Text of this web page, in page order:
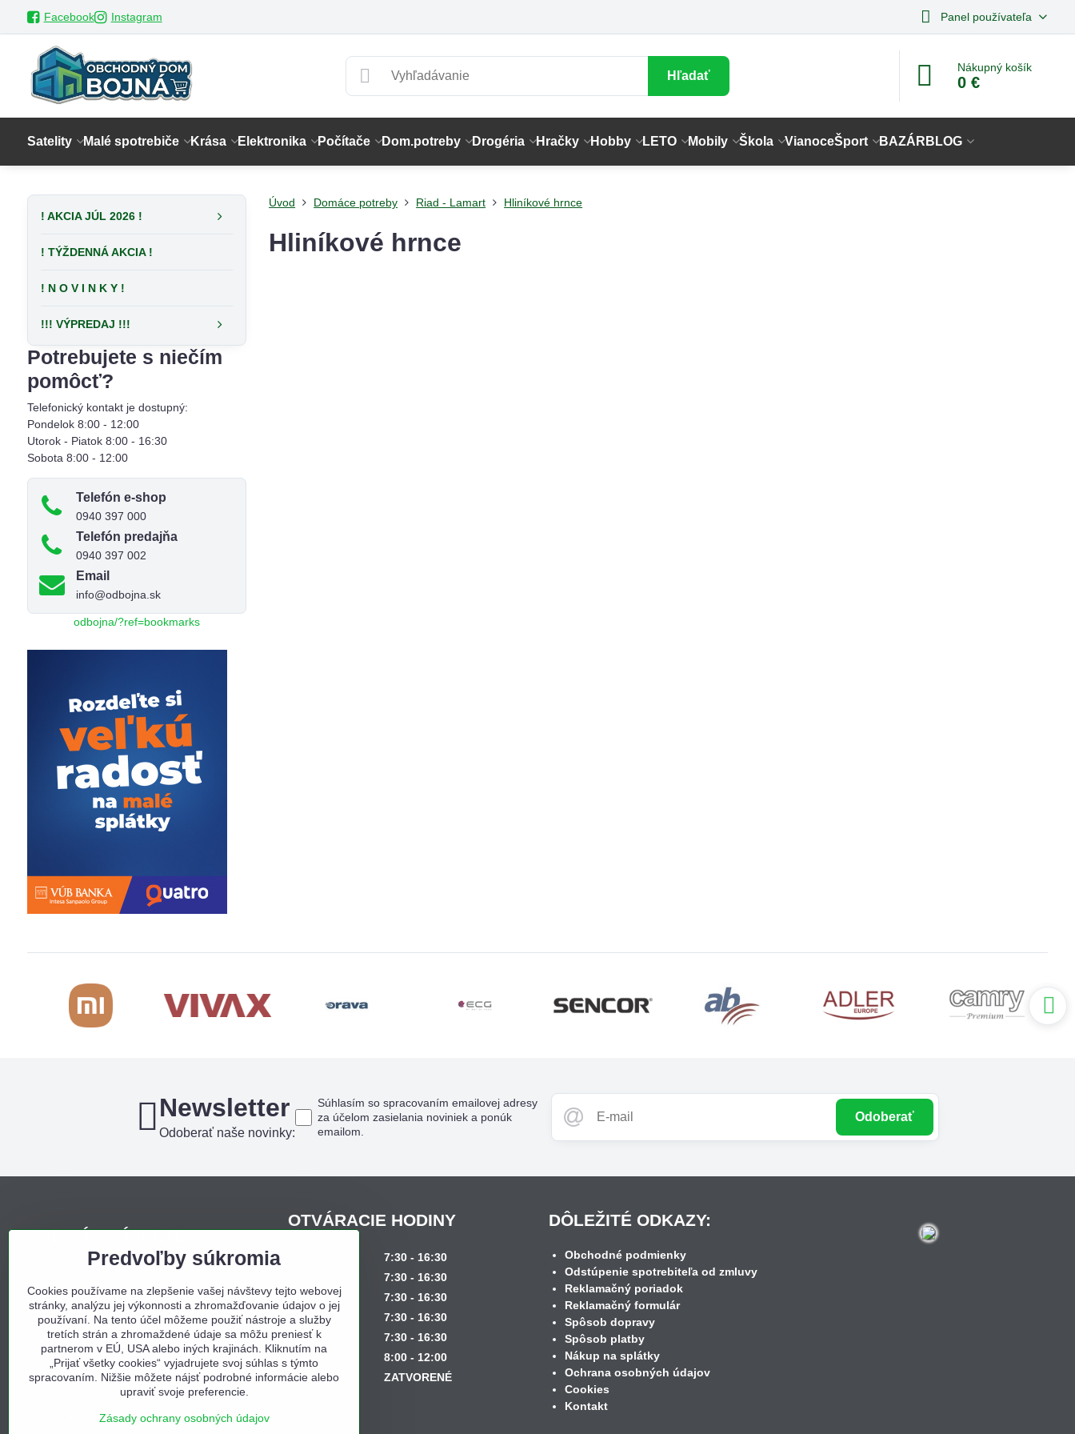
Facebook Instagram Panel používateľa
Hľadať
Nákupný košík
0 €
Satelity Malé spotrebiče Krása Elektronika Počítače Dom.potreby Drogéria Hračky Hobby LETO Mobily Škola VianoceŠport BAZÁR BLOG
Úvod Domáce potreby Riad - Lamart Hliníkové hrnce
Hliníkové hrnce
! AKCIA JÚL 2026 !
! TÝŽDENNÁ AKCIA !
! N O V I N K Y !
!!! VÝPREDAJ !!!
Potrebujete s niečím
pomôcť?
Telefonický kontakt je dostupný:
Pondelok 8:00 - 12:00
Utorok - Piatok 8:00 - 16:30
Sobota 8:00 - 12:00
Telefón e-shop
0940 397 000
Telefón predajňa
0940 397 002
Email
info@odbojna.sk
odbojna/?ref=bookmarks
Newsletter
Odoberať naše novinky:
Odoberať
Súhlasím so spracovaním emailovej adresy
za účelom zasielania noviniek a ponúk
emailom.
KDE NÁS NÁJDETE
Sídlo firmy, korešpondenčná adresa,
osobný odber:
Obchodný dom Bojná
Bojná 657
956 01 Bojná
Tel. e-shop:0940 397 000
0940 397 002
info@odbojna.sk
OTVÁRACIE HODINY
7:30 - 16:30
7:30 - 16:30
Streda
7:30 - 16:30
Štvrtok
7:30 - 16:30
Piatok
7:30 - 16:30
Sobota
8:00 - 12:00
Nedeľa
ZATVORENÉ
DÔLEŽITÉ ODKAZY:
Obchodné podmienky
Odstúpenie spotrebiteľa od zmluvy
Reklamačný poriadok
Reklamačný formulár
Spôsob dopravy
Spôsob platby
Nákup na splátky
Ochrana osobných údajov
Cookies
Kontakt
Predvoľby súkromia
Cookies používame na zlepšenie vašej návštevy tejto webovej
stránky, analýzu jej výkonnosti a zhromažďovanie údajov o jej
používaní. Na tento účel môžeme použiť nástroje a služby
tretích strán a zhromaždené údaje sa môžu preniesť k
partnerom v EÚ, USA alebo iných krajinách. Kliknutím na
„Prijať všetky cookies“ vyjadrujete svoj súhlas s týmto
spracovaním. Nižšie môžete nájsť podrobné informácie alebo
upraviť svoje preferencie.
Zásady ochrany osobných údajov